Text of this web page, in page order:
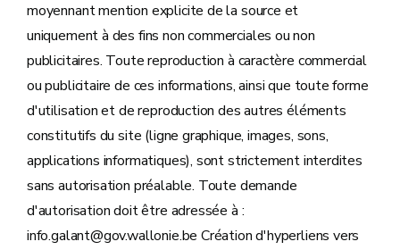
moyennant mention explicite de la source et
uniquement à des fins non commerciales ou non
publicitaires. Toute reproduction à caractère commercial
ou publicitaire de ces informations, ainsi que toute forme
d'utilisation et de reproduction des autres éléments
constitutifs du site (ligne graphique, images, sons,
applications informatiques), sont strictement interdites
sans autorisation préalable. Toute demande
d'autorisation doit être adressée à :
info.galant@gov.wallonie.be Création d'hyperliens vers